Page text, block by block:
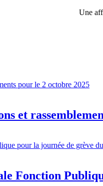
Une
et
Fonction